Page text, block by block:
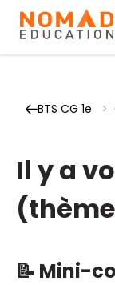
BTS CG 1e >
Il y a
📝 Mini-